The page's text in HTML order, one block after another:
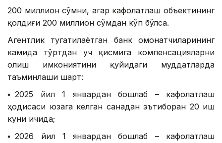
200 миллион сўмни, агар кафолатлаш объектининг
қолдиғи 200 миллион сўмдан кўп бўлса.
Агентлик тугатилаётган банк омонатчиларининг
камида тўртдан уч қисмига компенсацияларни
олиш имкониятини қуйидаги муддатларда
таъминлаши шарт:
▪️2025 йил 1 январдан бошлаб – кафолатлаш
ҳодисаси юзага келган санадан эътиборан 20 иш
куни ичида;
▪️2026 йил 1 январдан бошлаб – кафолатлаш